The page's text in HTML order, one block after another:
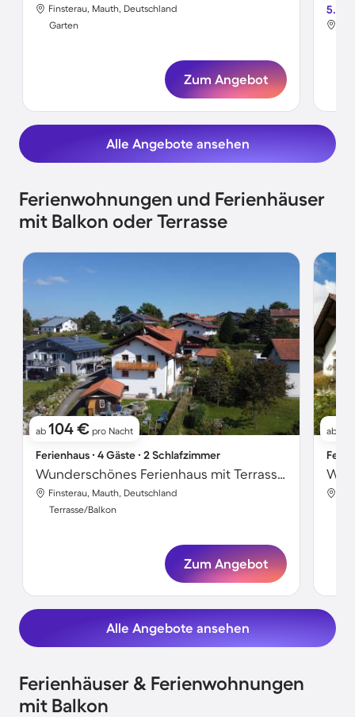
Finsterau, Mauth, Deutschland
Garten
Zum Angebot
5.0
Alle Angebote ansehen
Ferienwohnungen und Ferienhäuser
mit Balkon oder Terrasse
ab 104 € pro Nacht
Ferienhaus ∙ 4 Gäste ∙ 2 Schlafzimmer
Wunderschönes Ferienhaus mit Terrasse, Garten und Grill
Finsterau, Mauth, Deutschland
Terrasse/Balkon
Zum Angebot
ab
Alle Angebote ansehen
Ferienhäuser & Ferienwohnungen
mit Balkon